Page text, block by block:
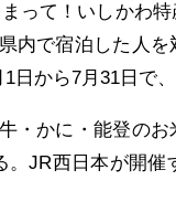
って！いしかわ
内で宿泊した人
日から7月31日で
・かに・能登の
JR西日本が開催